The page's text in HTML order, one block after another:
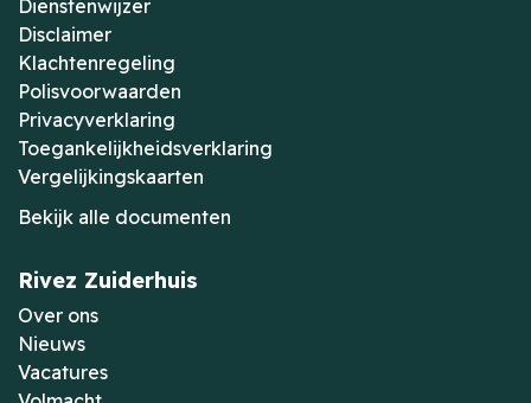
Dienstenwijzer
Disclaimer
Klachtenregeling
Polisvoorwaarden
Privacyverklaring
Toegankelijkheidsverklaring
Vergelijkingskaarten
Bekijk alle documenten
Rivez Zuiderhuis
Over ons
Nieuws
Vacatures